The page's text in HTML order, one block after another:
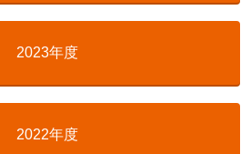
2023年度
2022年度